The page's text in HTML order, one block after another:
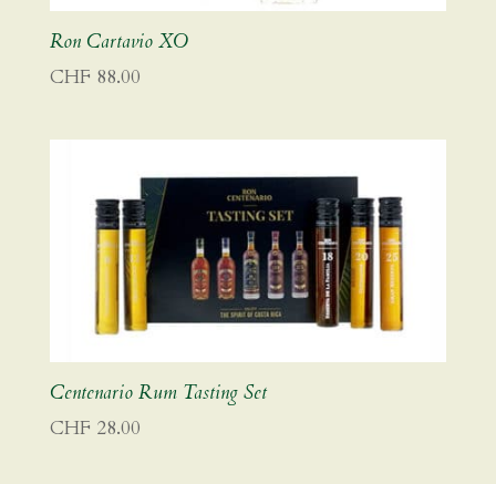
Ron Cartavio XO
CHF 88.00
Centenario Rum Tasting Set
CHF 28.00